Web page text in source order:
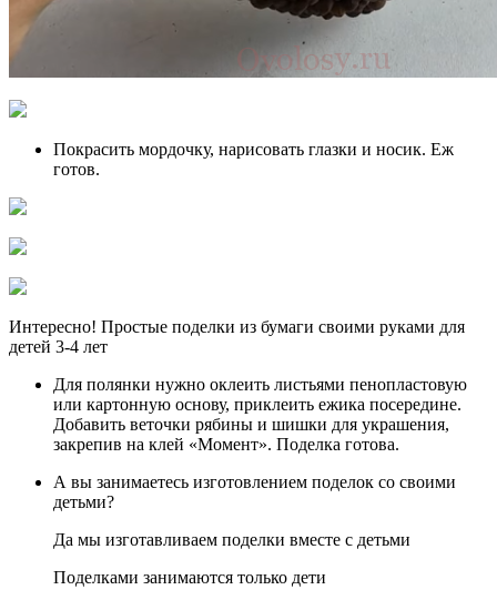
Покрасить мордочку, нарисовать глазки и носик. Еж
готов.
Интересно! Простые поделки из бумаги своими руками для
детей 3-4 лет
Для полянки нужно оклеить листьями пенопластовую
или картонную основу, приклеить ежика посередине.
Добавить веточки рябины и шишки для украшения,
закрепив на клей «Момент». Поделка готова.
А вы занимаетесь изготовлением поделок со своими
детьми?
Да мы изготавливаем поделки вместе с детьми
Поделками занимаются только дети